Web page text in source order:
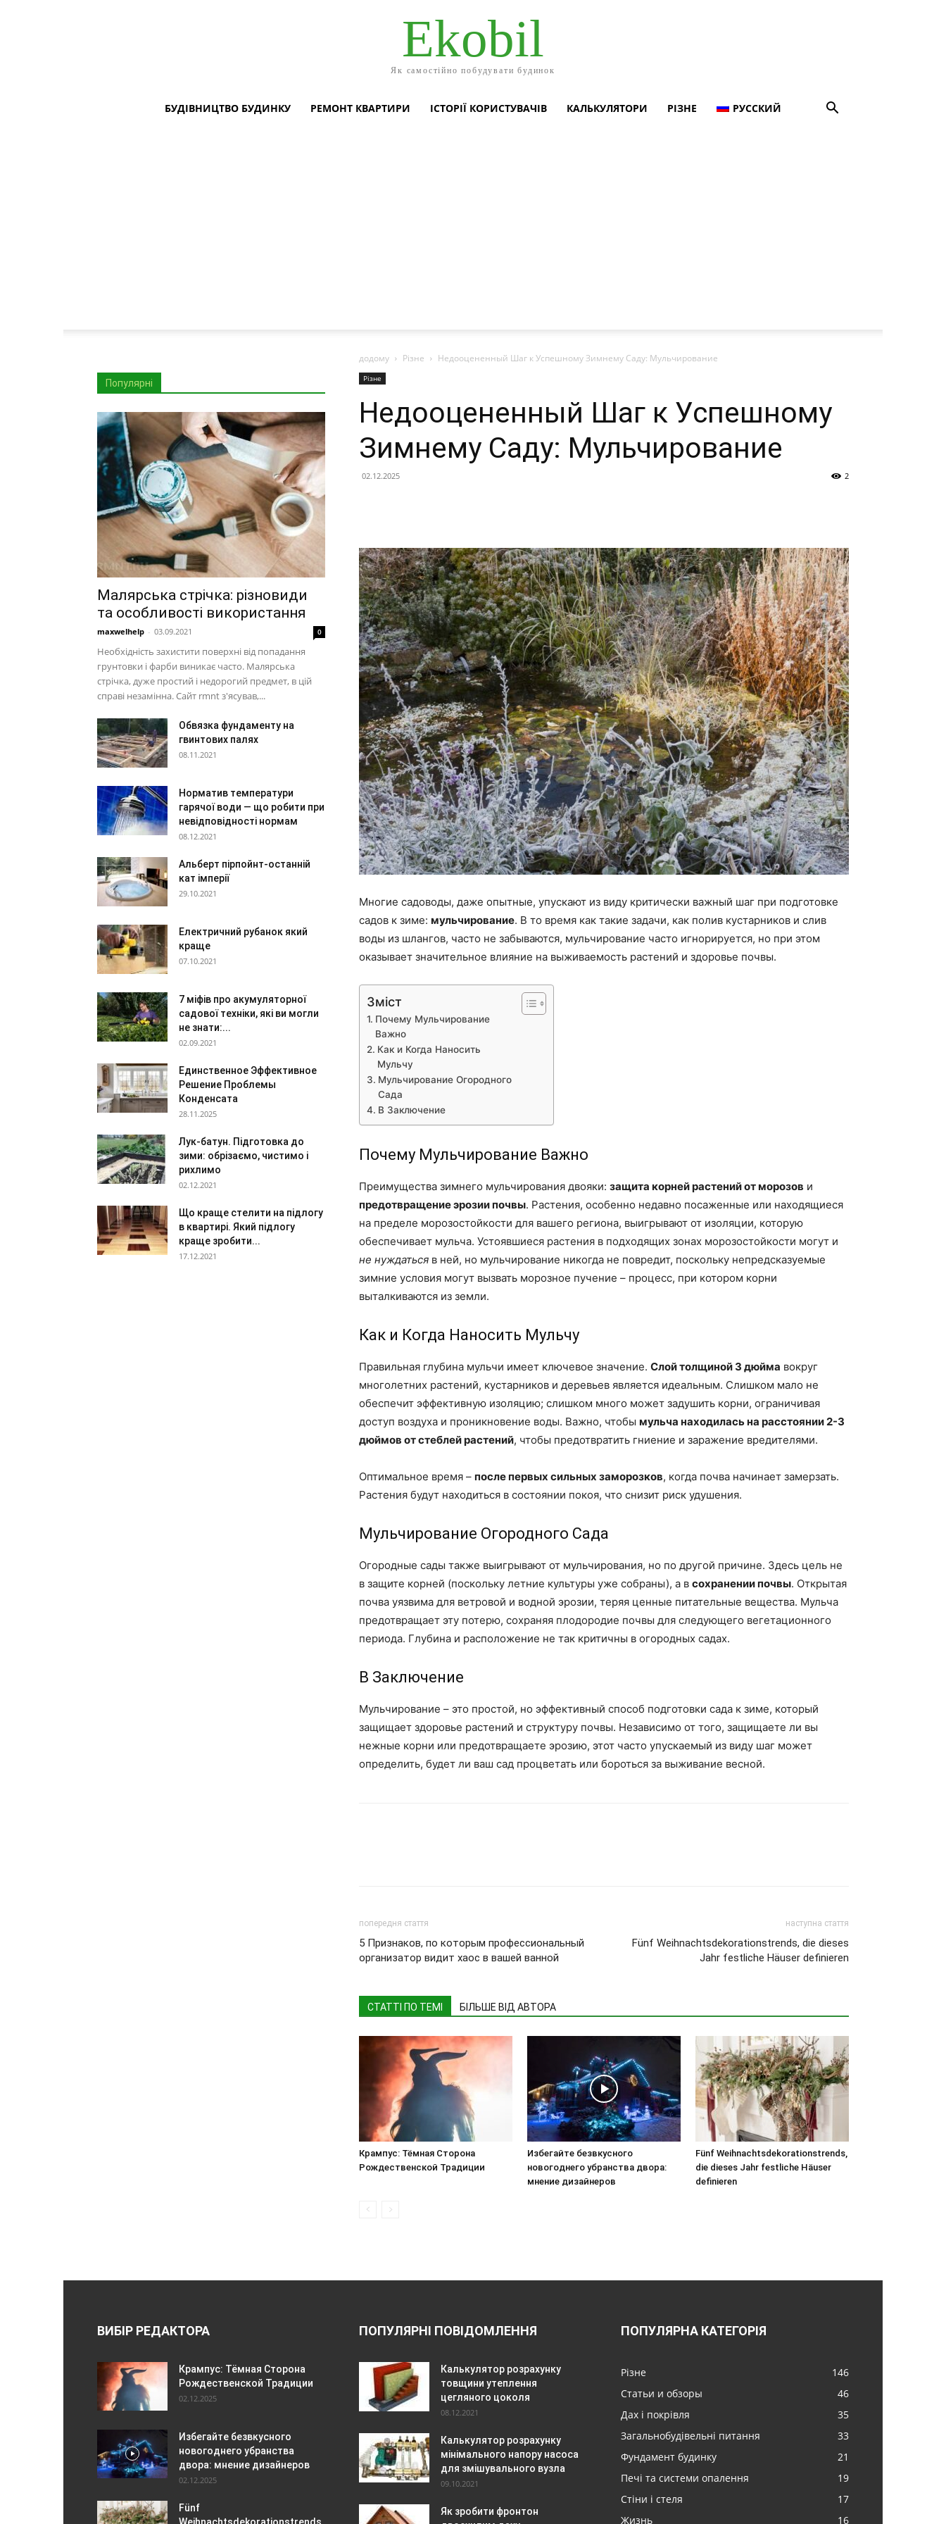
Ekobil
Як самостійно побудувати будинок
БУДІВНИЦТВО БУДИНКУ РЕМОНТ КВАРТИРИ ІСТОРІЇ КОРИСТУВАЧІВ КАЛЬКУЛЯТОРИ РІЗНЕ РУССКИЙ
додому Різне Недооцененный Шаг к Успешному Зимнему Саду: Мульчирование
Різне
Недооцененный Шаг к Успешному
Зимнему Саду: Мульчирование
02.12.2025 2
Многие садоводы, даже опытные, упускают из виду критически важный шаг при подготовке
садов к зиме: мульчирование. В то время как такие задачи, как полив кустарников и слив
воды из шлангов, часто не забываются, мульчирование часто игнорируется, но при этом
оказывает значительное влияние на выживаемость растений и здоровье почвы.
Зміст
Почему Мульчирование
Важно
Как и Когда Наносить
Мульчу
Мульчирование Огородного
Сада
В Заключение
Почему Мульчирование Важно
Преимущества зимнего мульчирования двояки: защита корней растений от морозов и
предотвращение эрозии почвы. Растения, особенно недавно посаженные или находящиеся
на пределе морозостойкости для вашего региона, выигрывают от изоляции, которую
обеспечивает мульча. Устоявшиеся растения в подходящих зонах морозостойкости могут и
не нуждаться в ней, но мульчирование никогда не повредит, поскольку непредсказуемые
зимние условия могут вызвать морозное пучение – процесс, при котором корни
выталкиваются из земли.
Как и Когда Наносить Мульчу
Правильная глубина мульчи имеет ключевое значение. Слой толщиной 3 дюйма вокруг
многолетних растений, кустарников и деревьев является идеальным. Слишком мало не
обеспечит эффективную изоляцию; слишком много может задушить корни, ограничивая
доступ воздуха и проникновение воды. Важно, чтобы мульча находилась на расстоянии 2-3
дюймов от стеблей растений, чтобы предотвратить гниение и заражение вредителями.
Оптимальное время – после первых сильных заморозков, когда почва начинает замерзать.
Растения будут находиться в состоянии покоя, что снизит риск удушения.
Мульчирование Огородного Сада
Огородные сады также выигрывают от мульчирования, но по другой причине. Здесь цель не
в защите корней (поскольку летние культуры уже собраны), а в сохранении почвы. Открытая
почва уязвима для ветровой и водной эрозии, теряя ценные питательные вещества. Мульча
предотвращает эту потерю, сохраняя плодородие почвы для следующего вегетационного
периода. Глубина и расположение не так критичны в огородных садах.
В Заключение
Мульчирование – это простой, но эффективный способ подготовки сада к зиме, который
защищает здоровье растений и структуру почвы. Независимо от того, защищаете ли вы
нежные корни или предотвращаете эрозию, этот часто упускаемый из виду шаг может
определить, будет ли ваш сад процветать или бороться за выживание весной.
попередня стаття
5 Признаков, по которым профессиональный
организатор видит хаос в вашей ванной
наступна стаття
Fünf Weihnachtsdekorationstrends, die dieses
Jahr festliche Häuser definieren
СТАТТІ ПО ТЕМІ БІЛЬШЕ ВІД АВТОРА
Крампус: Тёмная Сторона
Рождественской Традиции
Избегайте безвкусного
новогоднего убранства двора:
мнение дизайнеров
Fünf Weihnachtsdekorationstrends,
die dieses Jahr festliche Häuser
definieren
Популярні
Малярська стрічка: різновиди
та особливості використання
maxwelhelp - 03.09.2021 0
Необхідність захистити поверхні від попадання
грунтовки і фарби виникає часто. Малярська
стрічка, дуже простий і недорогий предмет, в цій
справі незамінна. Сайт rmnt з'ясував,...
Обвязка фундаменту на
гвинтових палях
08.11.2021
Норматив температури
гарячої води — що робити при
невідповідності нормам
08.12.2021
Альберт пірпойнт-останній
кат імперії
29.10.2021
Електричний рубанок який
краще
07.10.2021
7 міфів про акумуляторної
садової техніки, які ви могли
не знати:...
02.09.2021
Единственное Эффективное
Решение Проблемы
Конденсата
28.11.2025
Лук-батун. Підготовка до
зими: обрізаємо, чистимо і
рихлимо
02.12.2021
Що краще стелити на підлогу
в квартирі. Який підлогу
краще зробити...
17.12.2021
ВИБІР РЕДАКТОРА
Крампус: Тёмная Сторона
Рождественской Традиции
02.12.2025
Избегайте безвкусного
новогоднего убранства
двора: мнение дизайнеров
02.12.2025
Fünf
ПОПУЛЯРНІ ПОВІДОМЛЕННЯ
Калькулятор розрахунку
товщини утеплення
цегляного цоколя
08.12.2021
Калькулятор розрахунку
мінімального напору насоса
для змішувального вузла
09.10.2021
Як зробити фронтон
ПОПУЛЯРНА КАТЕГОРІЯ
Різне
146
Статьи и обзоры
46
Дах і покрівля
35
Загальнобудівельні питання
33
Фундамент будинку
21
Печі та системи опалення
19
Стіни і стеля
17
Жизнь
16